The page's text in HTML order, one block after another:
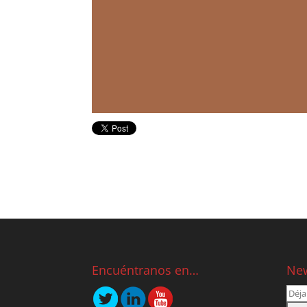
Encuéntranos en…